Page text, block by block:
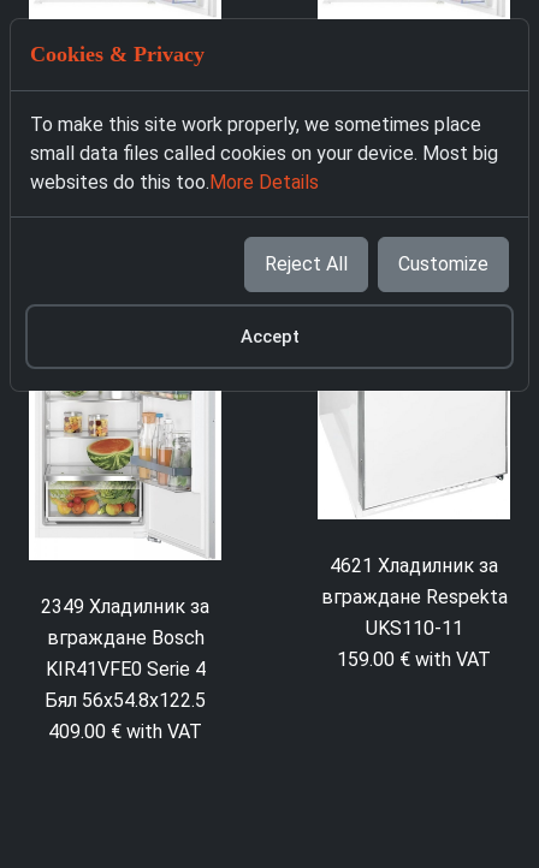
5235 Хладилник за
вграждане AEG
Electrolux
5484 Хладилник за
вграждане AEG
449.00 € with VAT
2349 Хладилник за
вграждане Bosch
KIR41VFE0 Serie 4
Бял 56x54.8x122.5
409.00 € with VAT
4621 Хладилник за
вграждане Respekta
UKS110-11
159.00 € with VAT
Cookies & Privacy
To make this site work properly, we sometimes place
small data files called cookies on your device. Most big
websites do this too.More Details
Reject All Customize
Accept